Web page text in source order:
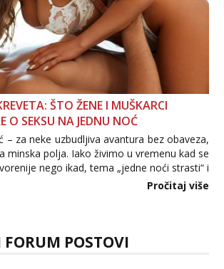
ŠTO ŽENE I MUŠKARCI
O SEKSU NA JEDNU NOĆ
– za neke uzbudljiva avantura bez obaveza,
minska polja. Iako živimo u vremenu kad se
nego ikad, tema „jedne noći strasti“ i
rasprave. Što zapravo misle žene, a što
Pročitaj više
FORUM POSTOVI